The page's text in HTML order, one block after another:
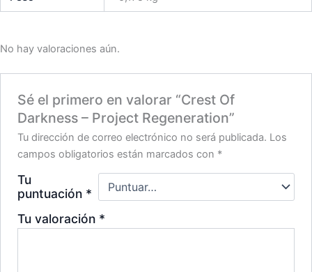
No hay valoraciones aún.
Sé el primero en valorar “Crest Of
Darkness – Project Regeneration”
Tu dirección de correo electrónico no será publicada. Los
campos obligatorios están marcados con *
Tu
puntuación *
Tu valoración *